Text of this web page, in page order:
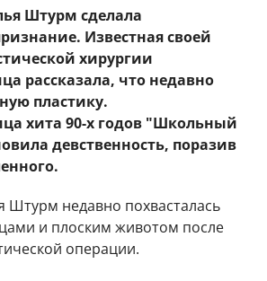
Штурм сделала
Известная своей
хирургии
рассказала, что недавно
пластику.
хита 90-х годов "Школьный
девственность, поразив
Штурм недавно похвасталась
и плоским животом после
операции.